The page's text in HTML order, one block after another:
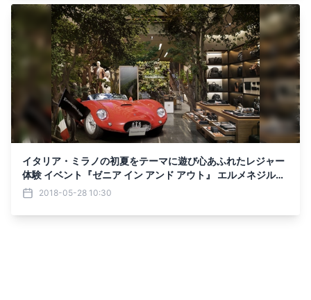
イタリア・ミラノの初夏をテーマに遊び心あふれたレジャー
体験 イベント『ゼニア イン アンド アウト』 エルメネジルド
ゼニア銀座グローバルストアにて限定開催!
2018-05-28 10:30